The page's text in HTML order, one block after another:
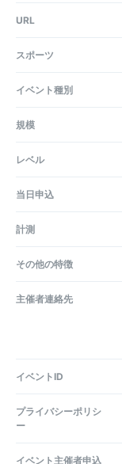
URL
スポーツ
イベント種別
規模
レベル
当日申込
計測
その他の特徴
主催者連絡先
イベントID
プライバシーポリシ
ー
イベント主催者申込